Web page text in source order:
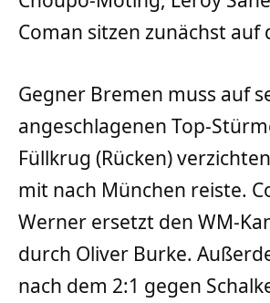
Coman sitzen zunächst auf
Gegner Bremen muss auf
angeschlagenen Top-
Füllkrug (Rücken)
mit nach München reiste.
Werner ersetzt den WM-
durch Oliver Burke.
nach dem 2:1 gegen